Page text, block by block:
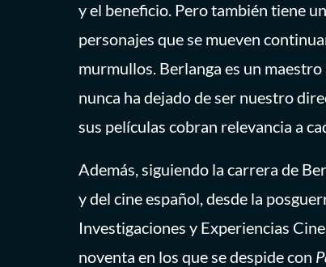
y el beneficio. Pero también tiene
personajes que se mueven
murmullos. Berlanga es un
nunca ha dejado de ser nuestro
sus películas cobran relevancia a
Además, siguiendo la carrera de
y del cine español, desde la
Investigaciones y Experiencias
noventa en los que se despide con